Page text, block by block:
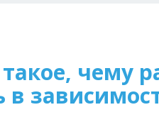
чему
в